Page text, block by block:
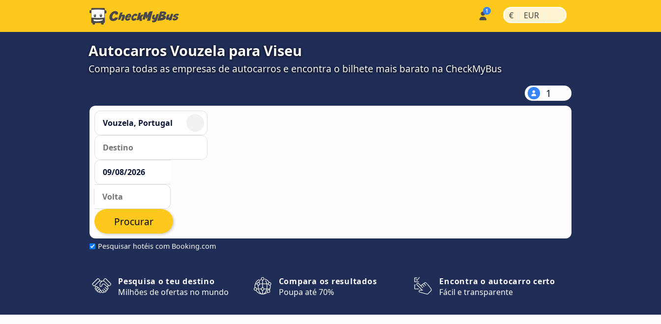
€ | EUR |
Autocarros Vouzela para Viseu
Compara todas as empresas de autocarros e encontra o bilhete mais barato na CheckMyBus
1
Pesquisar hotéis com Booking.com
Procurar
Pesquisa o teu destino
Milhões de ofertas no mundo
Compara os resultados
Poupa até 70%
Encontra o autocarro certo
Fácil e transparente